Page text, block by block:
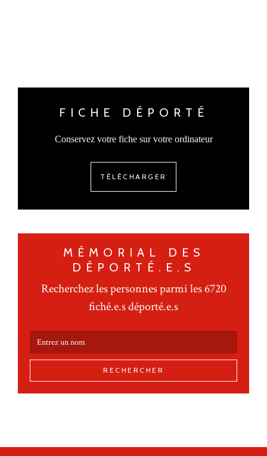
FICHE DÉPORTÉ
Conservez votre fiche sur votre ordinateur
TÉLÉCHARGER
MÉMORIAL DES
DÉPORTÉ.E.S
Recherchez les personnes parmi les 6720
fiché.e.s déporté.e.s
RECHERCHER